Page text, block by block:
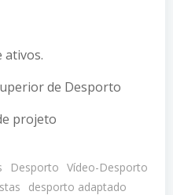
ativos.
de Desporto
projeto
Desporto Vídeo-Desporto
desporto adaptado